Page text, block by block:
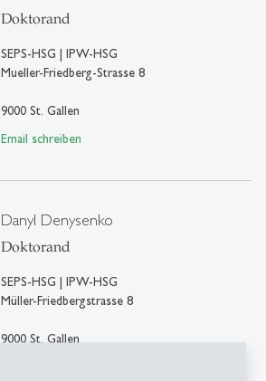
Doktorand
SEPS-HSG | IPW-HSG
Mueller-Friedberg-Strasse 8
9000 St. Gallen
Email schreiben
Danyl Denysenko
Doktorand
SEPS-HSG | IPW-HSG
Müller-Friedbergstrasse 8
9000 St. Gallen